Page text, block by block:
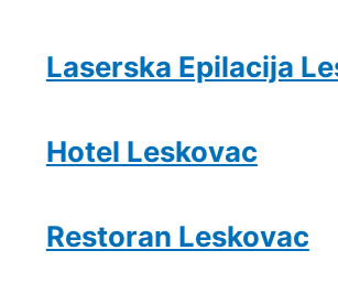
Laserska Epilacija
Hotel Leskovac
Restoran Leskovac